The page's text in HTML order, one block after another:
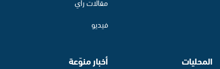
فيديو
المحليات أخبار منوّعة